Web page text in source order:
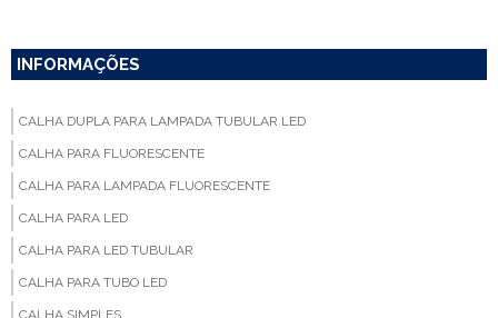
INFORMAÇÕES
CALHA DUPLA PARA LAMPADA TUBULAR LED
CALHA PARA FLUORESCENTE
CALHA PARA LAMPADA FLUORESCENTE
CALHA PARA LED
CALHA PARA LED TUBULAR
CALHA PARA TUBO LED
CALHA SIMPLES